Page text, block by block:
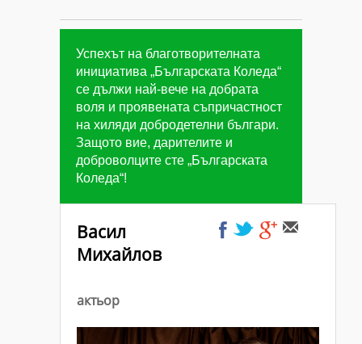
Коледа"
Дарители на
"Българската
Коледа"2015/2016
г.
Успехът на благотворителната
инициатива „Българската Коледа“
се дължи най-вече на добрата
воля и проявената съпричастност
на хиляди добродетелни българи.
Защото вие, дарителите и
доброволците сте „Българската
Коледа“!
Васил
Михайлов
актьор